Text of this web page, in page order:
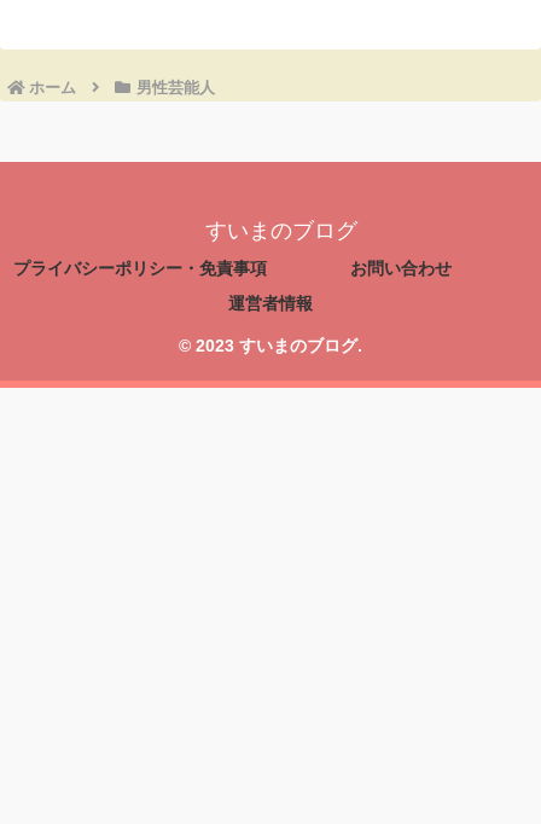
ホーム 男性芸能人
すいまのブログ
プライバシーポリシー・免責事項
お問い合わせ
運営者情報
© 2023 すいまのブログ.